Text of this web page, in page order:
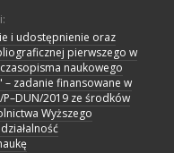
i udostępnienie oraz
pierwszego w
naukowego
– zadanie finansowane w
2019 ze środków
Wyższego